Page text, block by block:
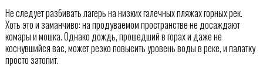
Не следует разбивать лагерь на низких галечных пляжах горных рек.
Хоть это и заманчиво: на продуваемом пространстве не досаждают
комары и мошка. Однако дождь, прошедший в горах и даже не
коснувшийся вас, может резко повысить уровень воды в реке, и палатку
просто затопит.